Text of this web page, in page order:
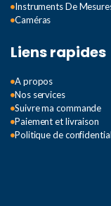
Instruments De
Caméras
Liens rapides
A propos
Nos services
Suivre ma commande
Paiement et livraison
Politique de